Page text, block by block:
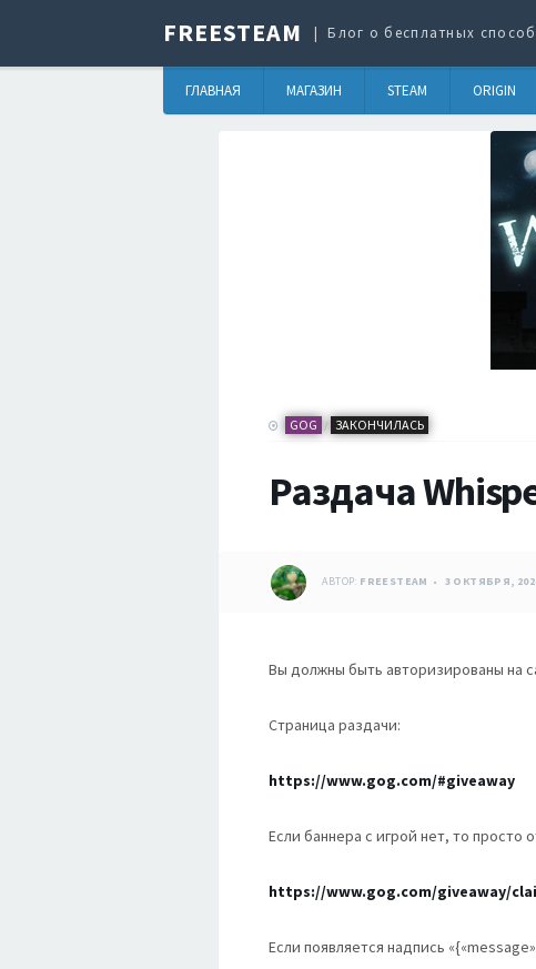
FREESTEAM Блог о бесплатных
ГЛАВНАЯ МАГАЗИН STEAM ORIGIN
GOG / ЗАКОНЧИЛАСЬ
Раздача
АВТОР: FREESTEAM 3 ОКТЯБРЯ,
Вы должны быть авторизированы на
Страница раздачи:
https://www.gog.com/#giveaway
Если баннера с игрой нет, то просто
https://www.gog.com/giveaway/
Если появляется надпись